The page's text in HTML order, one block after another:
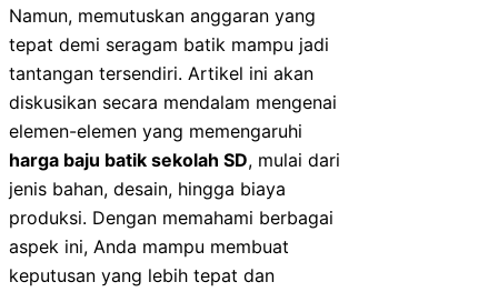
Namun, memutuskan anggaran yang
tepat demi seragam batik mampu jadi
tantangan tersendiri. Artikel ini akan
diskusikan secara mendalam mengenai
elemen-elemen yang memengaruhi
harga baju batik sekolah SD, mulai dari
jenis bahan, desain, hingga biaya
produksi. Dengan memahami berbagai
aspek ini, Anda mampu membuat
keputusan yang lebih tepat dan